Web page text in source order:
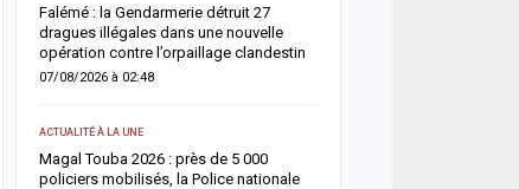
Falémé : la Gendarmerie détruit 27
dragues illégales dans une nouvelle
opération contre l’orpaillage clandestin
07/08/2026 à 02:48
ACTUALITÉ À LA UNE
Magal Touba 2026 : près de 5 000
policiers mobilisés, la Police nationale